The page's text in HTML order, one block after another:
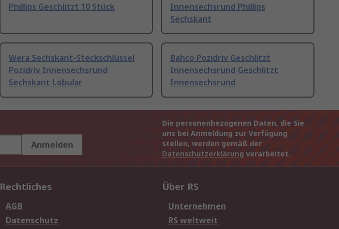
Phillips Geschlitzt 10 Stück
Innensechsrund Phillips
Sechskant
Wera Sechskant-Steckschlüssel
Pozidriv Innensechsrund
Sechskant Lobular
Bahco Pozidriv Geschlitzt
Innensechsrund Geschlitzt
Innensechsrund
Anmelden
Die personenbezogenen Daten, die Sie
uns bei Anmeldung zur Verfügung
stellen, werden gemäß der
Datenschutzerklärung verarbeitet.
Rechtliches
AGB
Datenschutz
Über RS
Unternehmen
RS weltweit